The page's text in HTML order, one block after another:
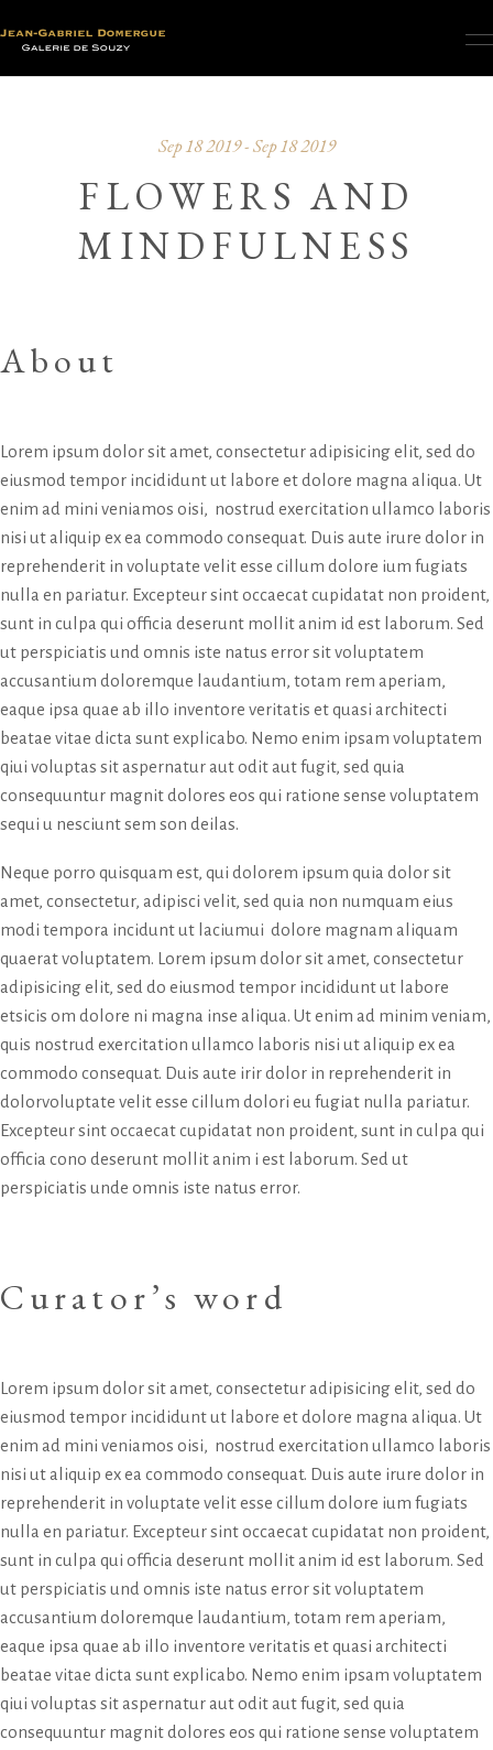
Sep 18 2019 - Sep 18 2019
FLOWERS AND
MINDFULNESS
About
Lorem ipsum dolor sit amet, consectetur adipisicing elit, sed do
eiusmod tempor incididunt ut labore et dolore magna aliqua. Ut
enim ad mini veniamos oisi, nostrud exercitation ullamco laboris
nisi ut aliquip ex ea commodo consequat. Duis aute irure dolor in
reprehenderit in voluptate velit esse cillum dolore ium fugiats
nulla en pariatur. Excepteur sint occaecat cupidatat non proident,
sunt in culpa qui officia deserunt mollit anim id est laborum. Sed
ut perspiciatis und omnis iste natus error sit voluptatem
accusantium doloremque laudantium, totam rem aperiam,
eaque ipsa quae ab illo inventore veritatis et quasi architecti
beatae vitae dicta sunt explicabo. Nemo enim ipsam voluptatem
qiui voluptas sit aspernatur aut odit aut fugit, sed quia
consequuntur magnit dolores eos qui ratione sense voluptatem
sequi u nesciunt sem son deilas.
Neque porro quisquam est, qui dolorem ipsum quia dolor sit
amet, consectetur, adipisci velit, sed quia non numquam eius
modi tempora incidunt ut laciumui dolore magnam aliquam
quaerat voluptatem. Lorem ipsum dolor sit amet, consectetur
adipisicing elit, sed do eiusmod tempor incididunt ut labore
etsicis om dolore ni magna inse aliqua. Ut enim ad minim veniam,
quis nostrud exercitation ullamco laboris nisi ut aliquip ex ea
commodo consequat. Duis aute irir dolor in reprehenderit in
dolorvoluptate velit esse cillum dolori eu fugiat nulla pariatur.
Excepteur sint occaecat cupidatat non proident, sunt in culpa qui
officia cono deserunt mollit anim i est laborum. Sed ut
perspiciatis unde omnis iste natus error.
Curator’s word
Lorem ipsum dolor sit amet, consectetur adipisicing elit, sed do
eiusmod tempor incididunt ut labore et dolore magna aliqua. Ut
enim ad mini veniamos oisi, nostrud exercitation ullamco laboris
nisi ut aliquip ex ea commodo consequat. Duis aute irure dolor in
reprehenderit in voluptate velit esse cillum dolore ium fugiats
nulla en pariatur. Excepteur sint occaecat cupidatat non proident,
sunt in culpa qui officia deserunt mollit anim id est laborum. Sed
ut perspiciatis und omnis iste natus error sit voluptatem
accusantium doloremque laudantium, totam rem aperiam,
eaque ipsa quae ab illo inventore veritatis et quasi architecti
beatae vitae dicta sunt explicabo. Nemo enim ipsam voluptatem
qiui voluptas sit aspernatur aut odit aut fugit, sed quia
consequuntur magnit dolores eos qui ratione sense voluptatem